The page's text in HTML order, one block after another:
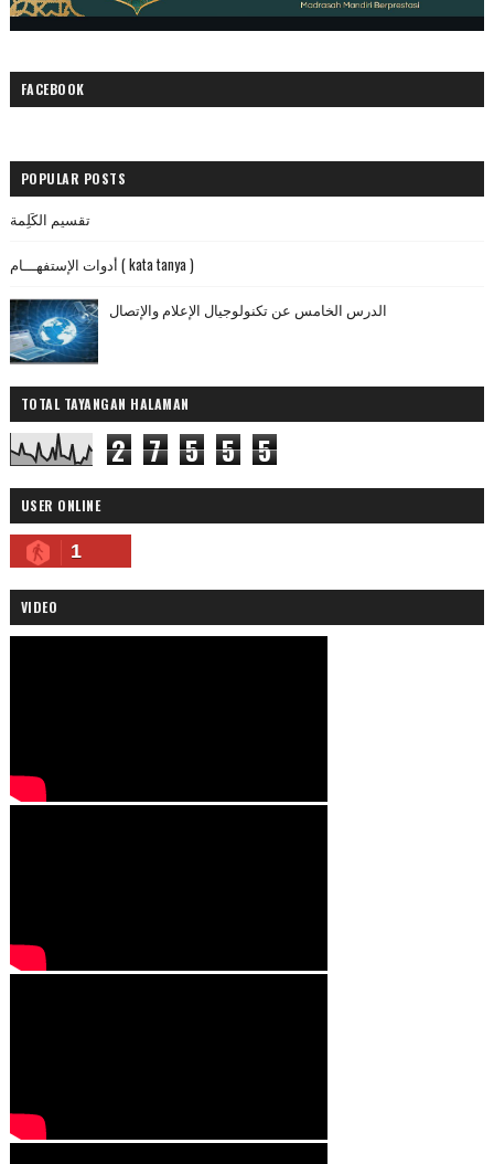
FACEBOOK
POPULAR POSTS
تقسيم الكَلِمة
أدوات الإستفهـــام ( kata tanya )
الدرس الخامس عن تكنولوجيال الإعلام والإتصال
TOTAL TAYANGAN HALAMAN
2 7 5 5 5
USER ONLINE
1
VIDEO